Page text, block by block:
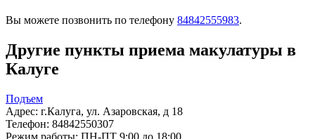
Вы можете позвонить по телефону 84842555983.
Другие пункты приема макулатуры в
Калуге
Подъем
Адрес: г.Калуга, ул. Азаровская, д 18
Телефон: 84842550307
Режим работы: ПН-ПТ 9:00 до 18:00